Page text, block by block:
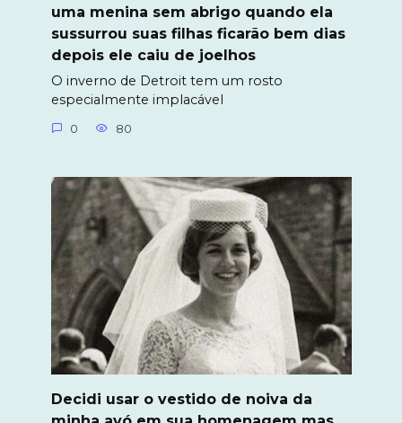
uma menina sem abrigo quando ela
sussurrou suas filhas ficarão bem dias
depois ele caiu de joelhos
O inverno de Detroit tem um rosto
especialmente implacável
0 80
Decidi usar o vestido de noiva da